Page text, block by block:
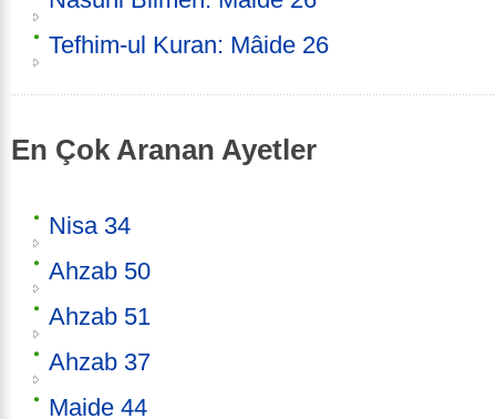
Tefhim-ul Kuran: Mâide 26
En Çok Aranan Ayetler
Nisa 34
Ahzab 50
Ahzab 51
Ahzab 37
Maide 44